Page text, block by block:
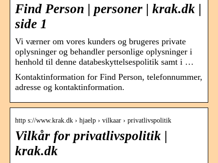
Find Person | personer | krak.dk |
side 1
Vi værner om vores kunders og brugeres private
oplysninger og behandler personlige oplysninger i
henhold til denne databeskyttelsespolitik samt i …
Kontaktinformation for Find Person, telefonnummer,
adresse og kontaktinformation.
http s://www.krak.dk › hjaelp › vilkaar › privatlivspolitik
Vilkår for privatlivspolitik |
krak.dk